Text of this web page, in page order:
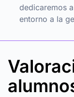
dedicaremos
entorno a la